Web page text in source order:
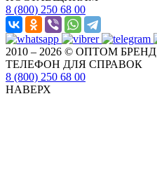
8 (800) 250 68 00
2010 – 2026 © ОПТОМ БРЕНД
ТЕЛЕФОН ДЛЯ СПРАВОК
8 (800) 250 68 00
НАВЕРХ